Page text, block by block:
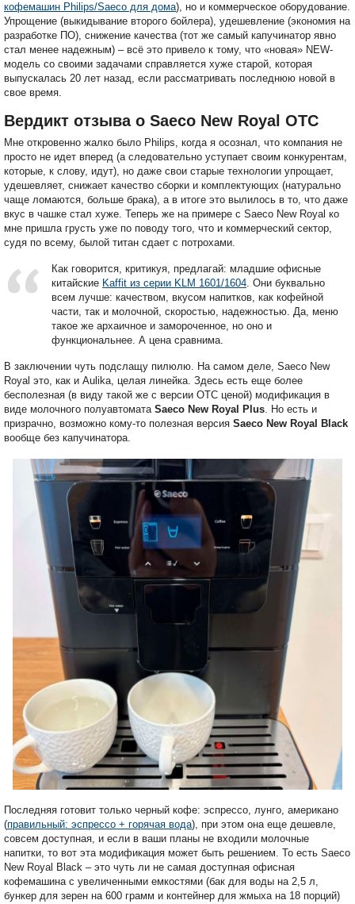
кофемашин Philips/Saeco для дома), но и коммерческое оборудование.
Упрощение (выкидывание второго бойлера), удешевление (экономия на
разработке ПО), снижение качества (тот же самый капучинатор явно
стал менее надежным) – всё это привело к тому, что «новая» NEW-
модель со своими задачами справляется хуже старой, которая
выпускалась 20 лет назад, если рассматривать последнюю новой в
свое время.
Вердикт отзыва o Saeco New Royal OTC
Мне откровенно жалко было Philips, когда я осознал, что компания не
просто не идет вперед (а следовательно уступает своим конкурентам,
которые, к слову, идут), но даже свои старые технологии упрощает,
удешевляет, снижает качество сборки и комплектующих (натурально
чаще ломаются, больше брака), а в итоге это вылилось в то, что даже
вкус в чашке стал хуже. Теперь же на примере с Saeco New Royal ко
мне пришла грусть уже по поводу того, что и коммерческий сектор,
судя по всему, былой титан сдает с потрохами.
Как говорится, критикуя, предлагай: младшие офисные
китайские Kaffit из серии KLM 1601/1604. Они буквально
всем лучше: качеством, вкусом напитков, как кофейной
части, так и молочной, скоростью, надежностью. Да, меню
такое же архаичное и замороченное, но оно и
функциональнее. А цена сравнима.
В заключении чуть подслащу пилюлю. На самом деле, Saeco New
Royal это, как и Aulika, целая линейка. Здесь есть еще более
бесполезная (в виду такой же с версии OTC ценой) модификация в
виде молочного полуавтомата Saeco New Royal Plus. Но есть и
призрачно, возможно кому-то полезная версия Saeco New Royal Black
вообще без капучинатора.
Последняя готовит только черный кофе: эспрессо, лунго, американо
(правильный: эспрессо + горячая вода), при этом она еще дешевле,
совсем доступная, и если в ваши планы не входили молочные
напитки, то вот эта модификация может быть решением. То есть Saeco
New Royal Black – это чуть ли не самая доступная офисная
кофемашина с увеличенными емкостями (бак для воды на 2,5 л,
бункер для зерен на 600 грамм и контейнер для жмыха на 18 порций)